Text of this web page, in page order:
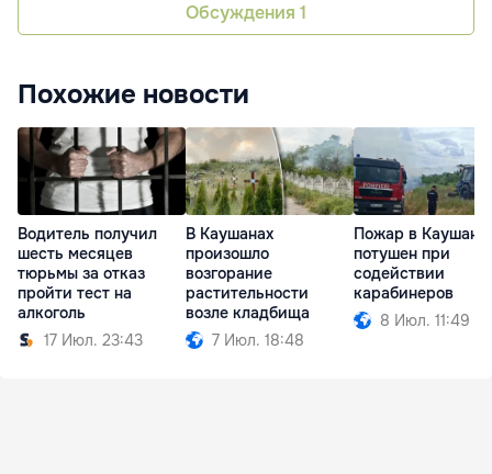
Обсуждения 1
Похожие новости
Водитель получил
шесть месяцев
тюрьмы за отказ
пройти тест на
алкоголь
17 Июл. 23:43
В Каушанах
произошло
возгорание
растительности
возле кладбища
7 Июл. 18:48
Пожар в
потушен при
содействии
карабинеров
8 Июл. 11:49